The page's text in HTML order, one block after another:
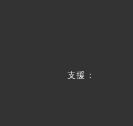
支援：